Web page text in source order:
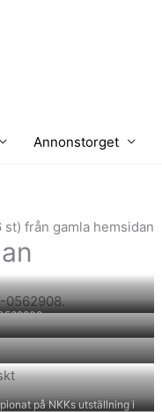
Annonstorget
från gamla hemsidan
på NKKs utställning i